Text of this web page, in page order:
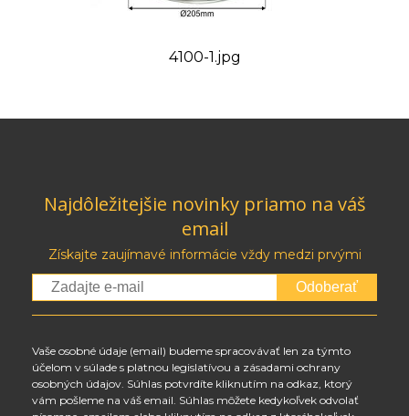
4100-1.jpg
Najdôležitejšie novinky priamo na váš
email
Získajte zaujímavé informácie vždy medzi prvými
Odoberať
Vaše osobné údaje (email) budeme spracovávať len za týmto
účelom v súlade s platnou legislatívou a zásadami ochrany
osobných údajov. Súhlas potvrdíte kliknutím na odkaz, ktorý
vám pošleme na váš email. Súhlas môžete kedykoľvek odvolať